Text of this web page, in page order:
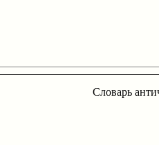
Словарь